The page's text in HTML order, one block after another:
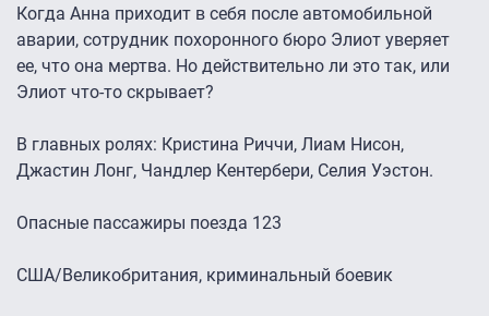
Когда Анна приходит в себя после автомобильной
аварии, сотрудник похоронного бюро Элиот уверяет
ее, что она мертва. Но действительно ли это так, или
Элиот что-то скрывает?
В главных ролях: Кристина Риччи, Лиам Нисон,
Джастин Лонг, Чандлер Кентербери, Селия Уэстон.
Опасные пассажиры поезда 123
США/Великобритания, криминальный боевик